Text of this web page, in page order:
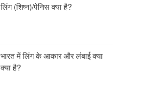
लिंग (शिष्न)/पेनिस क्या है?
भारत में लिंग के आकार और लंबाई क्या
क्या है?